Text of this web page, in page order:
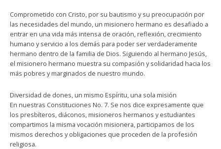
Comprometido con Cristo, por su bautismo y su preocupación por
las necesidades del mundo, un misionero hermano es desafiado a
entrar en una vida más intensa de oración, reflexión, crecimiento
humano y servicio a los demás para poder ser verdaderamente
hermano dentro de la familia de Dios. Siguiendo al hermano Jesús,
el misionero hermano muestra su compasión y solidaridad hacia los
más pobres y marginados de nuestro mundo.
Diversidad de dones, un mismo Espíritu, una sola misión
En nuestras Constituciones No. 7. Se nos dice expresamente que
los presbíteros, diáconos, misioneros hermanos y estudiantes
compartimos la misma vocación misionera, participamos de los
mismos derechos y obligaciones que proceden de la profesión
religiosa.